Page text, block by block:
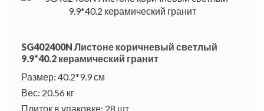
SG402400N Листоне коричневый светлый
9.9*40.2 керамический гранит
Размер: 40.2*9.9 см
Вес: 20.56 кг
Плиток в упаковке: 28 шт.